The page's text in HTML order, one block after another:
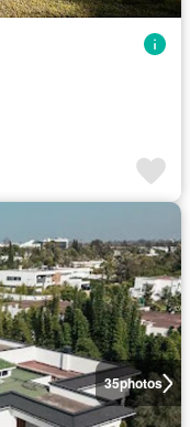
35photos